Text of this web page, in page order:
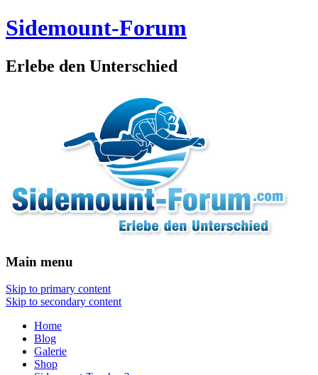
Sidemount-Forum
Erlebe den Unterschied
Main menu
Skip to primary content
Skip to secondary content
Home
Blog
Galerie
Shop